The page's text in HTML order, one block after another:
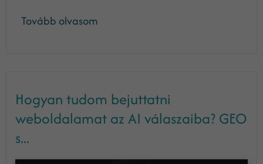
Tovább olvasom
Hogyan tudom bejuttatni
weboldalamat az AI válaszaiba? GEO
s...